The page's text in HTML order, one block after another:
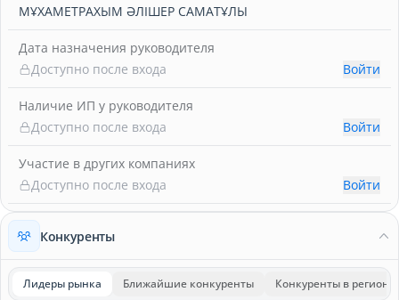
МҰХАМЕТРАХЫМ ӘЛІШЕР САМАТҰЛЫ
Дата назначения руководителя
Доступно после входа
Войти
Наличие ИП у руководителя
Доступно после входа
Войти
Участие в других компаниях
Доступно после входа
Войти
Конкуренты
Лидеры рынка Ближайшие конкуренты Конкуренты в регионе